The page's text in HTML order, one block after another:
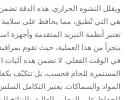
ويقلل التشوه الحراري. هذه الدقة
هي التي تُطبق، مما يحافظ على سلامة
تعتبر أنظمة التبريد المتقدمة وأجهزة
يتجزأ من هذا العملية، حيث تقوم
في الوقت الفعلي. لا تضمن هذه آليات
المستمرة للحام فحسب، بل تتكيّف
المواد والسماكات. يعتبر التكامل